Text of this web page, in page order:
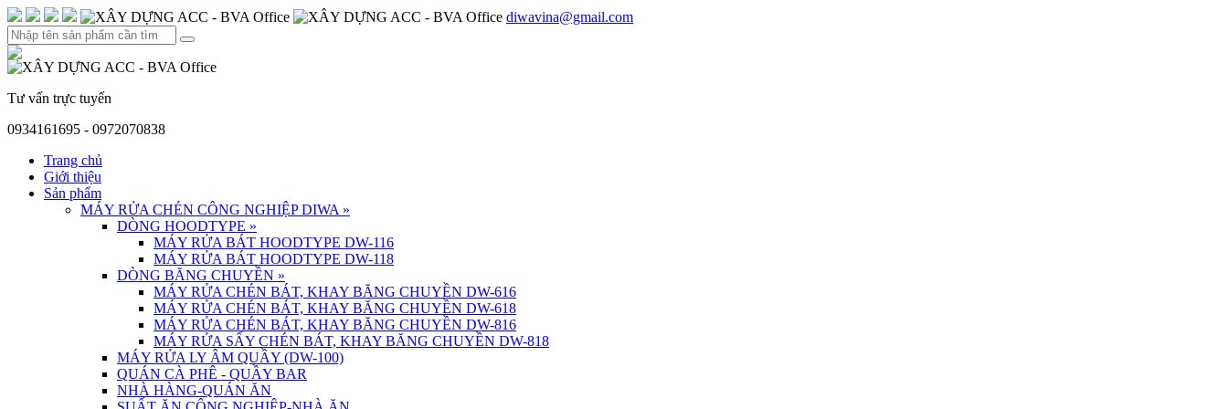
diwavina@gmail.com
Tư vấn trực tuyến
0934161695 - 0972070838
Trang chủ
Giới thiệu
Sản phẩm
MÁY RỬA CHÉN CÔNG NGHIỆP DIWA »
DÒNG HOODTYPE »
MÁY RỬA BÁT HOODTYPE DW-116
MÁY RỬA BÁT HOODTYPE DW-118
DÒNG BĂNG CHUYỀN »
MÁY RỬA CHÉN BÁT, KHAY BĂNG CHUYỀN DW-616
MÁY RỬA CHÉN BÁT, KHAY BĂNG CHUYỀN DW-618
MÁY RỬA CHÉN BÁT, KHAY BĂNG CHUYỀN DW-816
MÁY RỬA SẤY CHÉN BÁT, KHAY BĂNG CHUYỀN DW-818
MÁY RỬA LY ÂM QUẦY (DW-100)
QUÁN CÀ PHÊ - QUẦY BAR
NHÀ HÀNG-QUÁN ĂN